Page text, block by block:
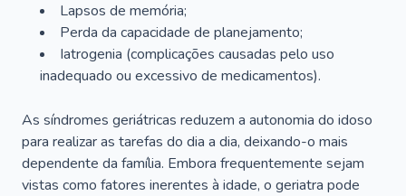
Lapsos de memória;
Perda da capacidade de planejamento;
Iatrogenia (complicações causadas pelo uso
inadequado ou excessivo de medicamentos).
As síndromes geriátricas reduzem a autonomia do idoso
para realizar as tarefas do dia a dia, deixando-o mais
dependente da família. Embora frequentemente sejam
vistas como fatores inerentes à idade, o geriatra pode